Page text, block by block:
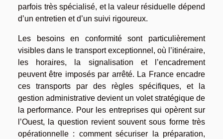
parfois très spécialisé, et la valeur résiduelle dépend
d’un entretien et d’un suivi rigoureux.
Les besoins en conformité sont particulièrement
visibles dans le transport exceptionnel, où l’itinéraire,
les horaires, la signalisation et l’encadrement
peuvent être imposés par arrêté. La France encadre
ces transports par des règles spécifiques, et la
gestion administrative devient un volet stratégique de
la performance. Pour les entreprises qui opèrent sur
l’Ouest, la question revient souvent sous forme très
opérationnelle : comment sécuriser la préparation,